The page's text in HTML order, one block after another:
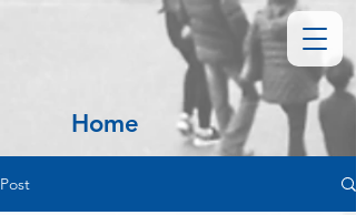
Home
Post